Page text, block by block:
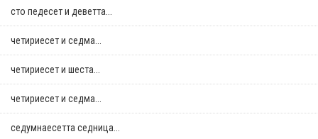
сто педесет и деветта...
четириесет и седма...
четириесет и шеста...
четириесет и седма...
седумнаесетта седница...